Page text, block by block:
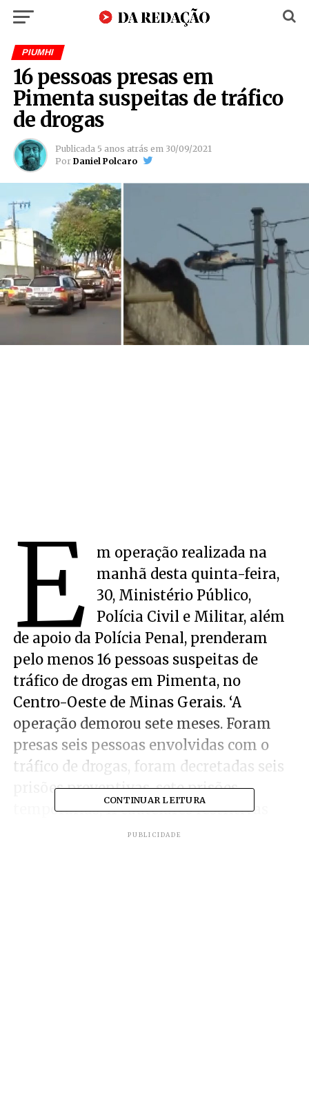
PIUMHI
16 pessoas presas em
Pimenta suspeitas de tráfico
de drogas
Publicada 5 anos atrás em 30/09/2021
Por Daniel Polcaro
E
m operação realizada na
manhã desta quinta-feira,
30, Ministério Público,
Polícia Civil e Militar, além
de apoio da Polícia Penal, prenderam
pelo menos 16 pessoas suspeitas de
tráfico de drogas em Pimenta, no
Centro-Oeste de Minas Gerais. ‘A
operação demorou sete meses. Foram
presas seis pessoas envolvidas com o
tráfico de drogas, foram decretadas seis
prisões preventivas, sete prisões
temporárias, 11 cautelares restritivas
diversas a prisão, como recolhimento
CONTINUAR LEITURA
PUBLICIDADE